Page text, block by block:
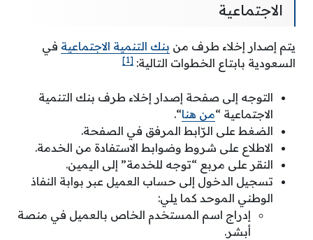
الاجتماعية
يتم إصدار إخلاء طرف من بنك التنمية الاجتماعية في
السعودية بابتاع الخطوات التالية: [1]
التوجه إلى صفحة إصدار إخلاء طرف بنك التنمية
الاجتماعية “من هنا“.
الضغط على الرّابط المرفق في الصفحة.
الاطلاع على شروط وضوابط الاستفادة من الخدمة.
النقر على مربع “توجه للخدمة” إلى اليمين.
تسجيل الدخول إلى حساب العميل عبر بوابة النفاذ
الوطني الموحد كما يلي:
إدراج اسم المستخدم الخاص بالعميل في منصة
أبشر.